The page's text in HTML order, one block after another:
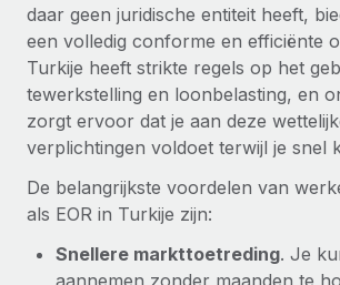
daar geen juridische entiteit heeft,
een volledig conforme en efficiënte
Turkije heeft strikte regels op het
tewerkstelling en loonbelasting, en
zorgt ervoor dat je aan deze
verplichtingen voldoet terwijl je snel
De belangrijkste voordelen van
als EOR in Turkije zijn:
Snellere markttoetreding. Je
aannemen zonder maanden te